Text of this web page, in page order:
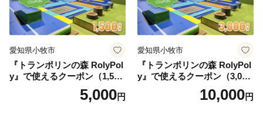
愛知県小牧市
『トランポリンの森 RolyPol
y』で使えるクーポン（1,500
5,000円
愛知県小牧市
『トランポリンの森 RolyPol
y』で使えるクーポン（3,000
10,000円